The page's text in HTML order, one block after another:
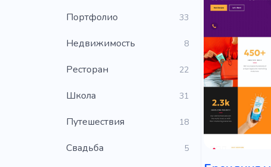
Портфолио 33
Недвижимость 8
Ресторан 22
Школа 31
Путешествия 18
Свадьба 5